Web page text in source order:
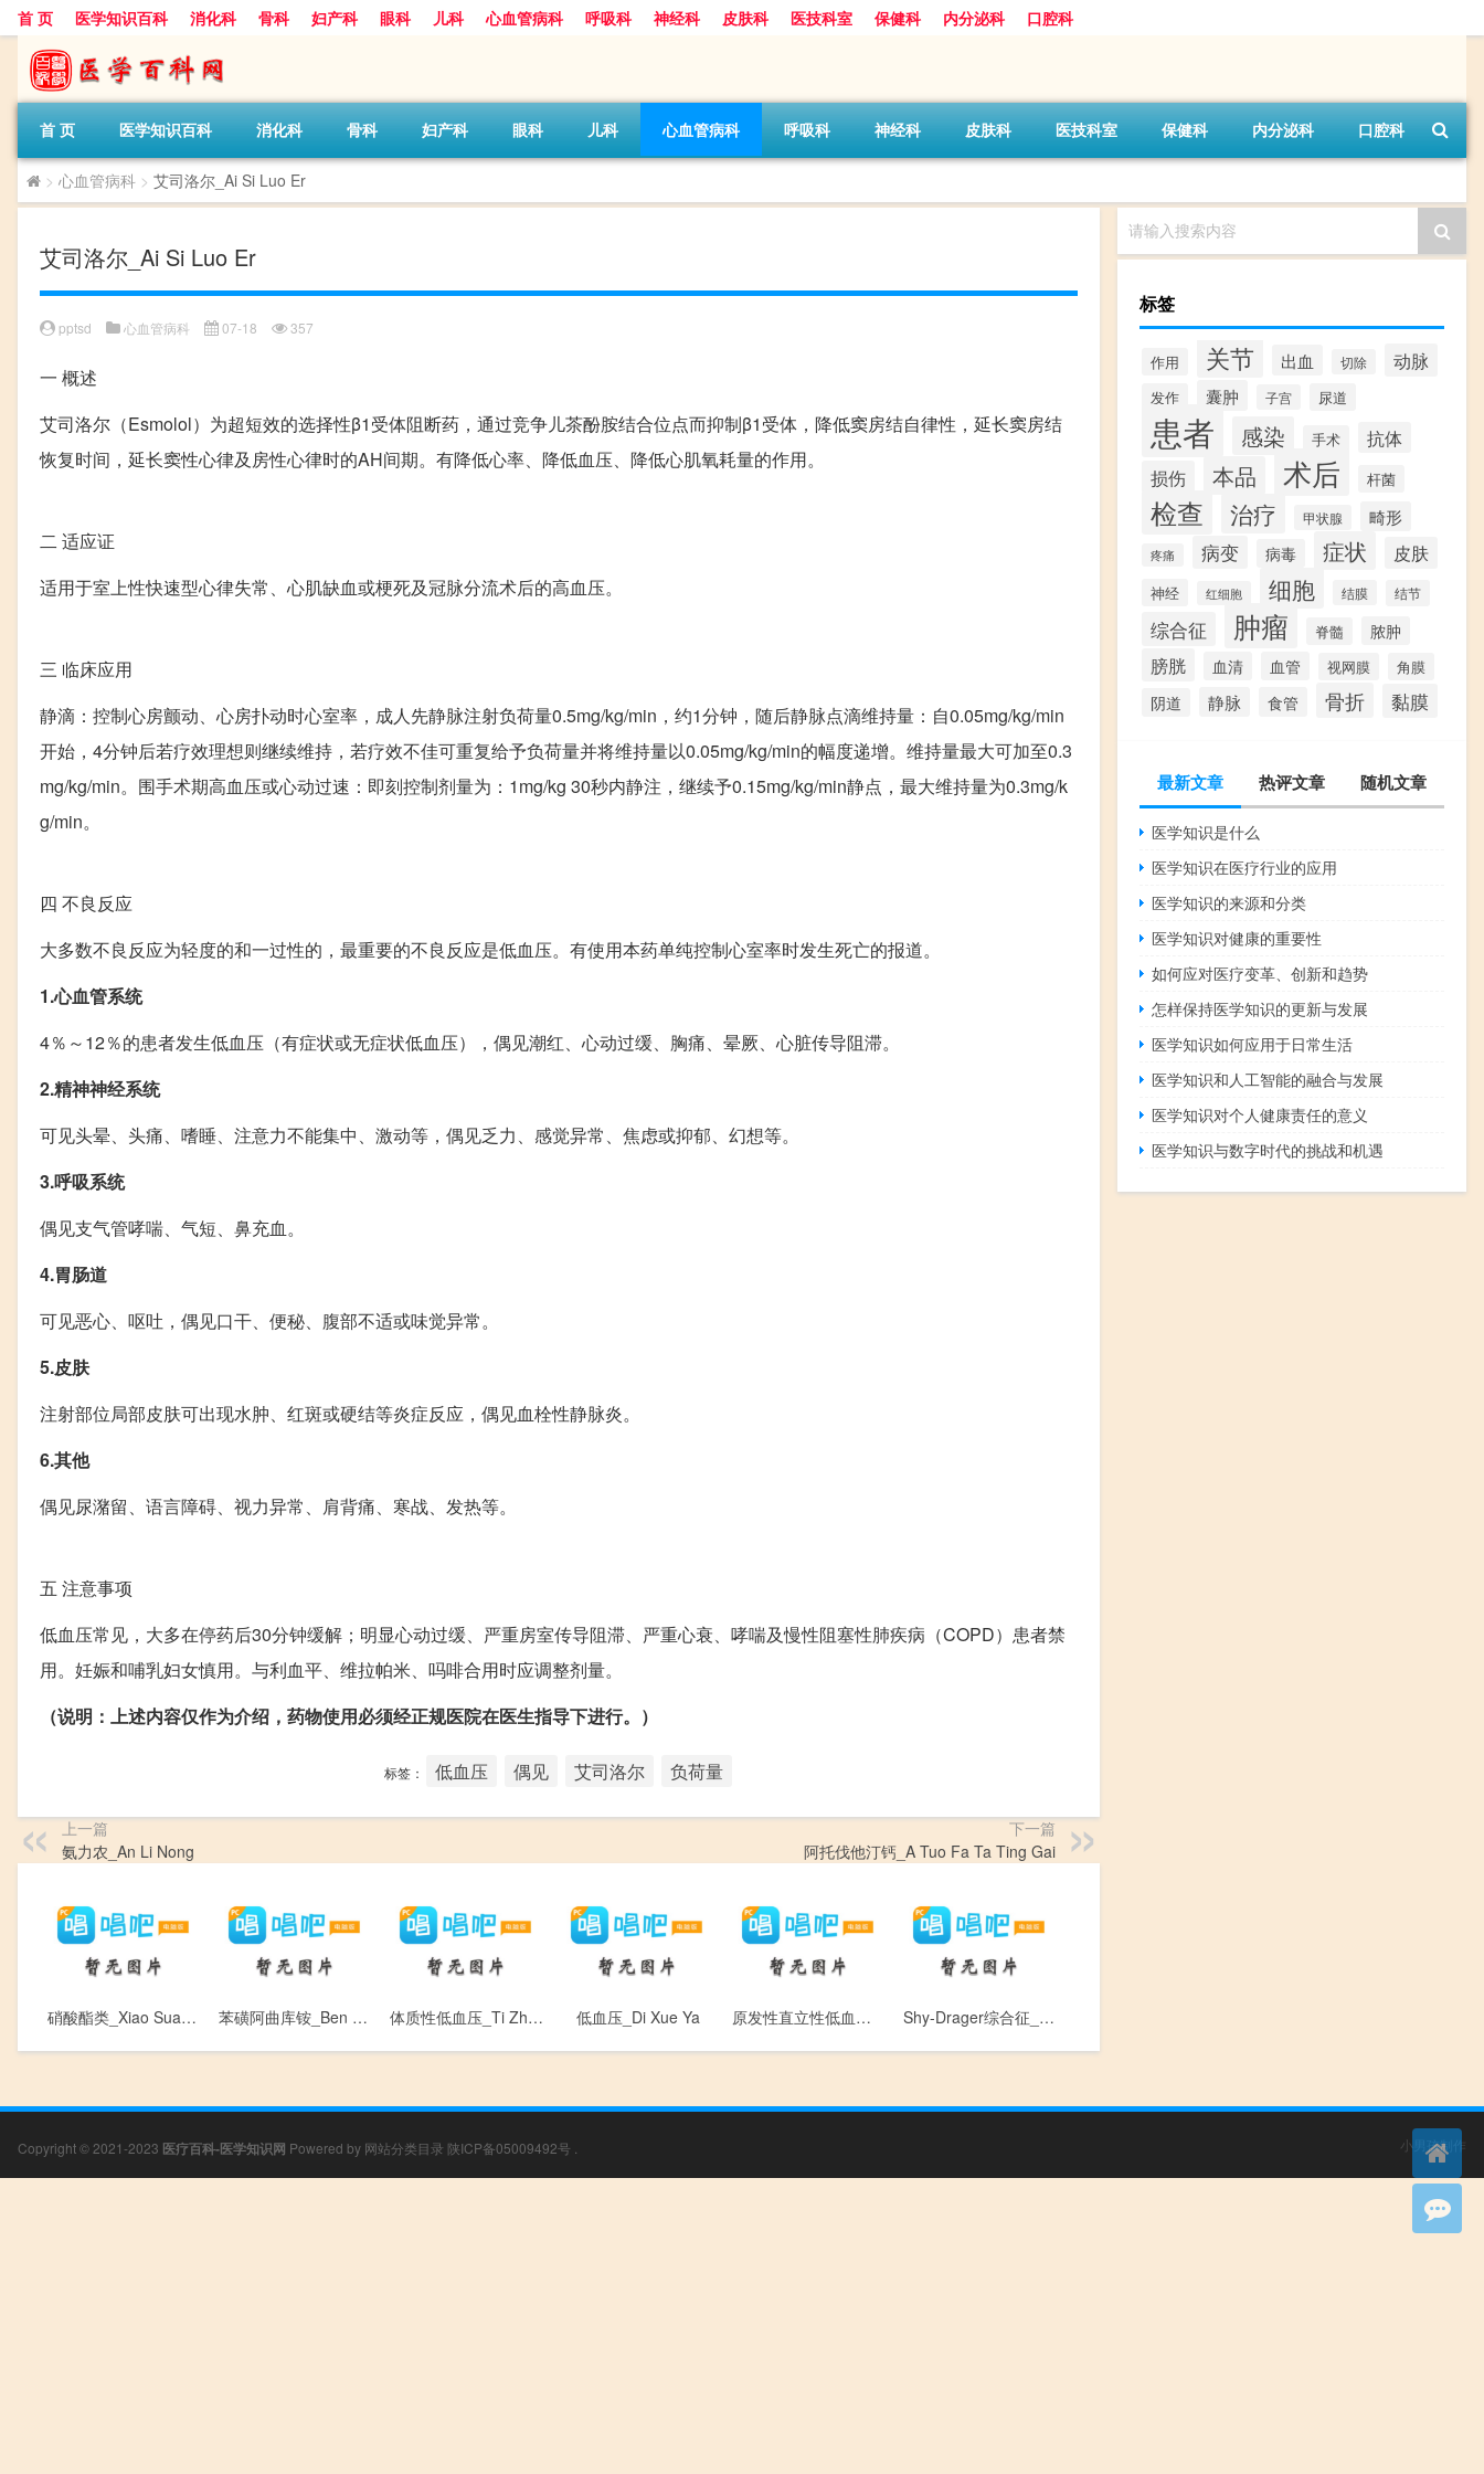
首 页 医学知识百科 消化科 骨科 妇产科 眼科 儿科 心血管病科 呼吸科 神经科 皮肤科 医技科室 保健科 内分泌科 口腔科
首 页 医学知识百科 消化科 骨科 妇产科 眼科 儿科 心血管病科 呼吸科 神经科 皮肤科 医技科室 保健科 内分泌科 口腔科
> 心血管病科 > 艾司洛尔_Ai Si Luo Er
艾司洛尔_Ai Si Luo Er
pptsd 心血管病科 07-18 357
一 概述
艾司洛尔（Esmolol）为超短效的选择性β1受体阻断药，通过竞争儿茶酚胺结合位点而抑制β1受体，降低窦房结自律性，延长窦房结
恢复时间，延长窦性心律及房性心律时的AH间期。有降低心率、降低血压、降低心肌氧耗量的作用。
二 适应证
适用于室上性快速型心律失常、心肌缺血或梗死及冠脉分流术后的高血压。
三 临床应用
静滴：控制心房颤动、心房扑动时心室率，成人先静脉注射负荷量0.5mg/kg/min，约1分钟，随后静脉点滴维持量：自0.05mg/kg/min
开始，4分钟后若疗效理想则继续维持，若疗效不佳可重复给予负荷量并将维持量以0.05mg/kg/min的幅度递增。维持量最大可加至0.3
mg/kg/min。围手术期高血压或心动过速：即刻控制剂量为：1mg/kg 30秒内静注，继续予0.15mg/kg/min静点，最大维持量为0.3mg/k
g/min。
四 不良反应
大多数不良反应为轻度的和一过性的，最重要的不良反应是低血压。有使用本药单纯控制心室率时发生死亡的报道。
1.心血管系统
4％～12％的患者发生低血压（有症状或无症状低血压），偶见潮红、心动过缓、胸痛、晕厥、心脏传导阻滞。
2.精神神经系统
可见头晕、头痛、嗜睡、注意力不能集中、激动等，偶见乏力、感觉异常、焦虑或抑郁、幻想等。
3.呼吸系统
偶见支气管哮喘、气短、鼻充血。
4.胃肠道
可见恶心、呕吐，偶见口干、便秘、腹部不适或味觉异常。
5.皮肤
注射部位局部皮肤可出现水肿、红斑或硬结等炎症反应，偶见血栓性静脉炎。
6.其他
偶见尿潴留、语言障碍、视力异常、肩背痛、寒战、发热等。
五 注意事项
低血压常见，大多在停药后30分钟缓解；明显心动过缓、严重房室传导阻滞、严重心衰、哮喘及慢性阻塞性肺疾病（COPD）患者禁
用。妊娠和哺乳妇女慎用。与利血平、维拉帕米、吗啡合用时应调整剂量。
（说明：上述内容仅作为介绍，药物使用必须经正规医院在医生指导下进行。）
标签： 低血压 偶见 艾司洛尔 负荷量
上一篇
氨力农_An Li Nong
下一篇
阿托伐他汀钙_A Tuo Fa Ta Ting Gai
硝酸酯类_Xiao Suan Zhi Lei 苯磺阿曲库铵_Ben Huang A Qu Ku An 体质性低血压_Ti Zhi Xing Di Xue Ya 低血压_Di Xue Ya 原发性直立性低血压_Yuan Fa Xing Zhi Li Xing Di Xue Ya Shy-Drager综合征_S h y - D r a g e r Zong He Zheng
请输入搜索内容
标签
作用 关节 出血 切除 动脉
发作 囊肿 子宫 尿道
患者 感染 手术 抗体
损伤 本品 术后 杆菌
检查 治疗 甲状腺 畸形
疼痛 病变 病毒 症状 皮肤
神经 红细胞 细胞 结膜 结节
综合征 肿瘤 脊髓 脓肿
膀胱 血清 血管 视网膜 角膜
阴道 静脉 食管 骨折 黏膜
最新文章 热评文章 随机文章
医学知识是什么
医学知识在医疗行业的应用
医学知识的来源和分类
医学知识对健康的重要性
如何应对医疗变革、创新和趋势
怎样保持医学知识的更新与发展
医学知识如何应用于日常生活
医学知识和人工智能的融合与发展
医学知识对个人健康责任的意义
医学知识与数字时代的挑战和机遇
Copyright © 2021-2023 医疗百科-医学知识网 Powered by 网站分类目录 陕ICP备05009492号 小男孩制作